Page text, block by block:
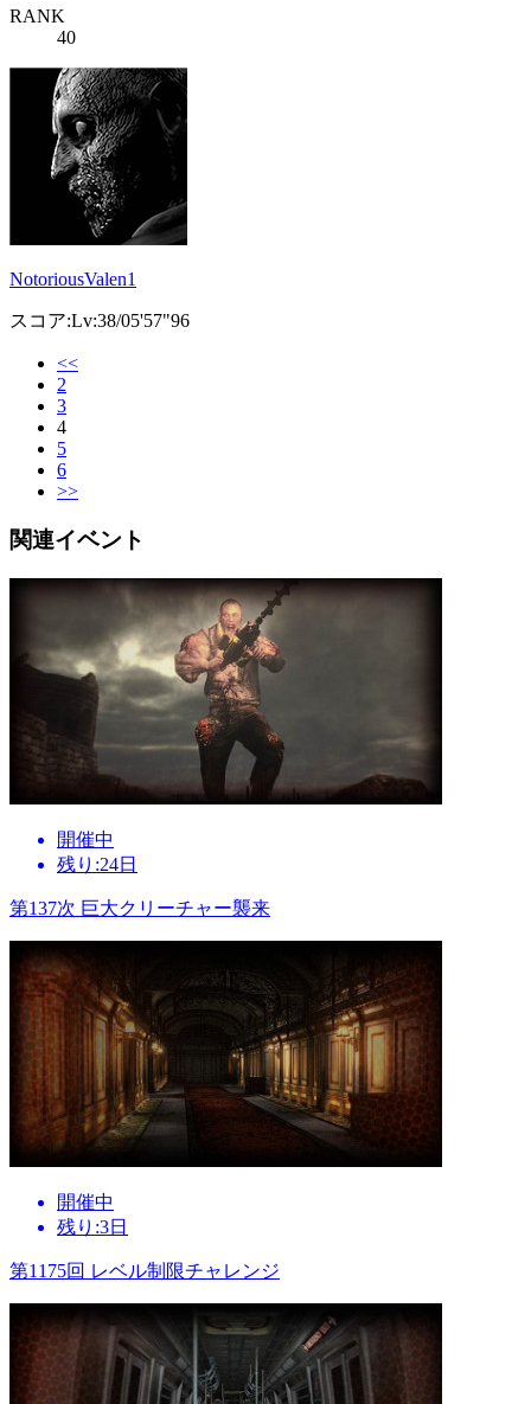
RANK
40
NotoriousValen1
スコア:Lv:38/05'57"96
<<
2
3
4
5
6
>>
関連イベント
開催中
残り:24日
第137次 巨大クリーチャー襲来
開催中
残り:3日
第1175回 レベル制限チャレンジ